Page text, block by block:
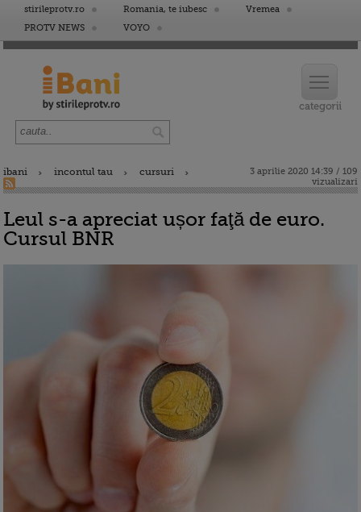
stirileprotv.ro Romania, te iubesc
Vremea
PROTV NEWS
VOYO
ibani incontul tau cursuri
3 aprilie 2020 14:39 / 109
vizualizari
Leul s-a apreciat ușor faţă de euro.
Cursul BNR